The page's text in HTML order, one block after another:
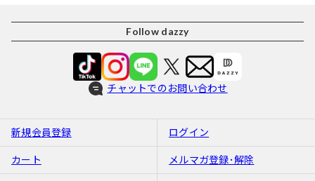
Follow dazzy
チャットでのお問い合わせ
新規会員登録 ログイン
カート メルマガ登録･解除